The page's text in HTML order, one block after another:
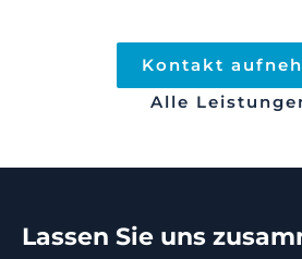
Kontakt
Alle
Lassen Sie uns